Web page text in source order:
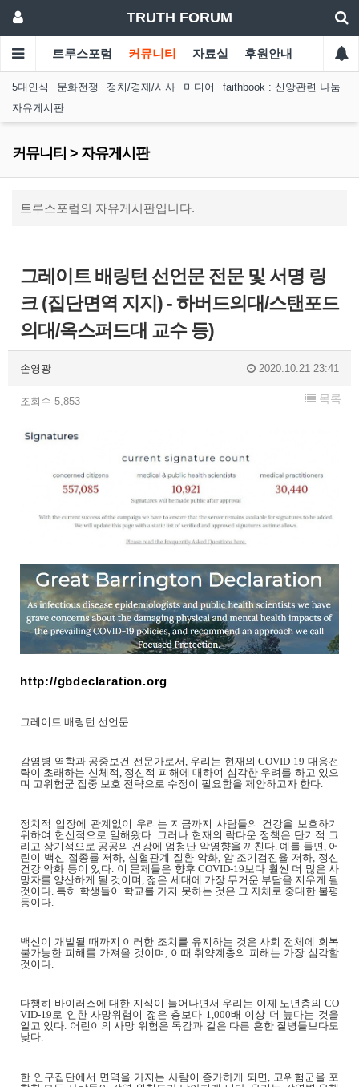
TRUTH FORUM
트루스포럼 커뮤니티 자료실 후원안내
5대인식 문화전쟁 정치/경제/시사 미디어
faithbook : 신앙관련 나눔
자유게시판
커뮤니티 > 자유게시판
트루스포럼의 자유게시판입니다.
그레이트 배링턴 선언문 전문 및 서명 링
크 (집단면역 지지) - 하버드의대/스탠포드
의대/옥스퍼드대 교수 등)
손영광 2020.10.21 23:41
조회수 5,853 목록
http://gbdeclaration.org
그레이트 배링턴 선언문
감염병 역학과 공중보건 전문가로서, 우리는 현재의 COVID-19대응전
략이 초래하는 신체적, 정신적 피해에 대하여 심각한 우려를 하고 있으
며 고위험군 집중 보호 전략으로 수정이 필요함을 제안하고자 한다.
정치적 입장에 관계없이 우리는 지금까지 사람들의 건강을 보호하기
위하여 헌신적으로 일해왔다. 그러나 현재의 락다운 정책은 단기적 그
리고 장기적으로 공공의 건강에 엄청난 악영향을 끼친다. 예를 들면 어
린이 백신 접종률 저하 심혈관계 질환 악화, 암 조기검진율 저하 정신
건강 악화 등이 있다 이 문제들은 향후 COVID-19 보다 훨씬 더 많은 사
망자를 양산하게 될 것이며 젊은 세대에 가장 무거운 부담을 지우게 될
것이다 특히 학생들이 학교를 가지 못하는 것은 그 자체로 중대한 불평
등이다
백신이 개발될 때까지 이러한 조치를 유지하는 것은 사회 전체에 회복
불가능한 피해를 가져올 것이며
이때 취약계층의 피해는 가장 심각할
것이다
다행히 바이러스에 대한 지식이 늘어나면서 우리는 이제 노년층의 CO
VID-19로 인한 사망위험이 젊은 층보다 1,000배 이상 더 높다는 것을
알고 있다. 어린이의 사망 위험은 독감과 같은 다른 흔한 질병들보다도
낮다.
한 인구집단에서 면역을 가지는 사람이 증가하게 되면
고위험군을 포